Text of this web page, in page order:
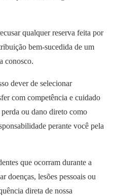
qualquer reserva feita por
bem-sucedida de um
conosco.
dever de selecionar
com competência e cuidado
ou dano direto como
perante você pela
que ocorram durante a
doenças, lesões pessoais ou
direta de nossa